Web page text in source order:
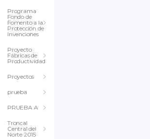
Programa
Fondo de
Fomento a la
Protección de
Invenciones
Proyecto
Fábricas de
Productividad
Proyectos
prueba
PRUEBA A
Troncal
Central del
Norte 2015